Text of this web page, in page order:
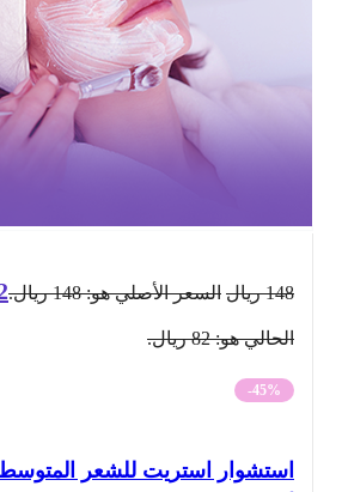
ريال السعر الأصلي هو: 148 ريال. 82
الحالي هو: 82 ريال.
-45%
استشوار استريت للشعر المتوسط